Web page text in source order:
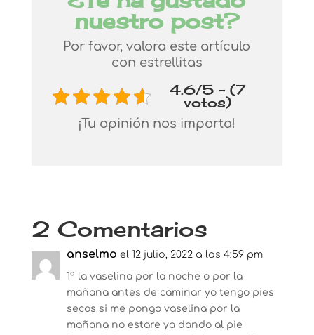
nuestro post?
Por favor, valora este artículo
con estrellitas
4.6/5 - (7
votos)
¡Tu opinión nos importa!
2 Comentarios
anselmo el 12 julio, 2022 a las 4:59 pm
1º la vaselina por la noche o por la
mañana antes de caminar yo tengo pies
secos si me pongo vaselina por la
mañana no estare ya dando al pie